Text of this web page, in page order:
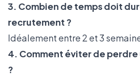
3. Combien de temps doit
recrutement ?
Idéalement entre 2 et 3
4. Comment éviter de
?